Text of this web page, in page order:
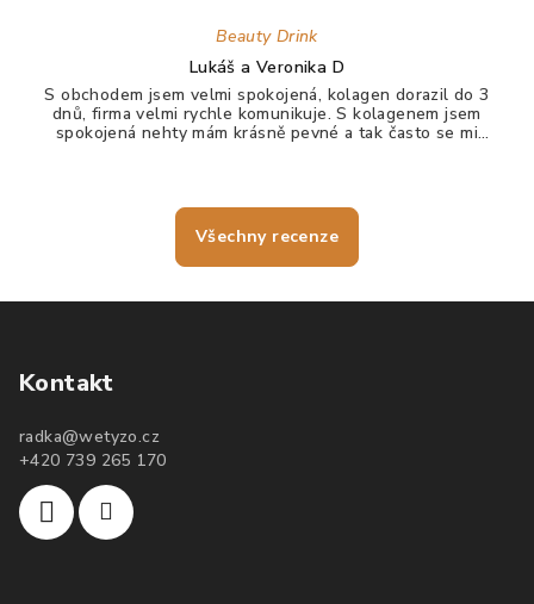
Beauty Drink
Lukáš a Veronika D
S obchodem jsem velmi spokojená, kolagen dorazil do 3
dnů, firma velmi rychle komunikuje. S kolagenem jsem
spokojená nehty mám krásně pevné a tak často se mi
Všechny recenze
Kontakt
radka@wetyzo.cz
+420 739 265 170